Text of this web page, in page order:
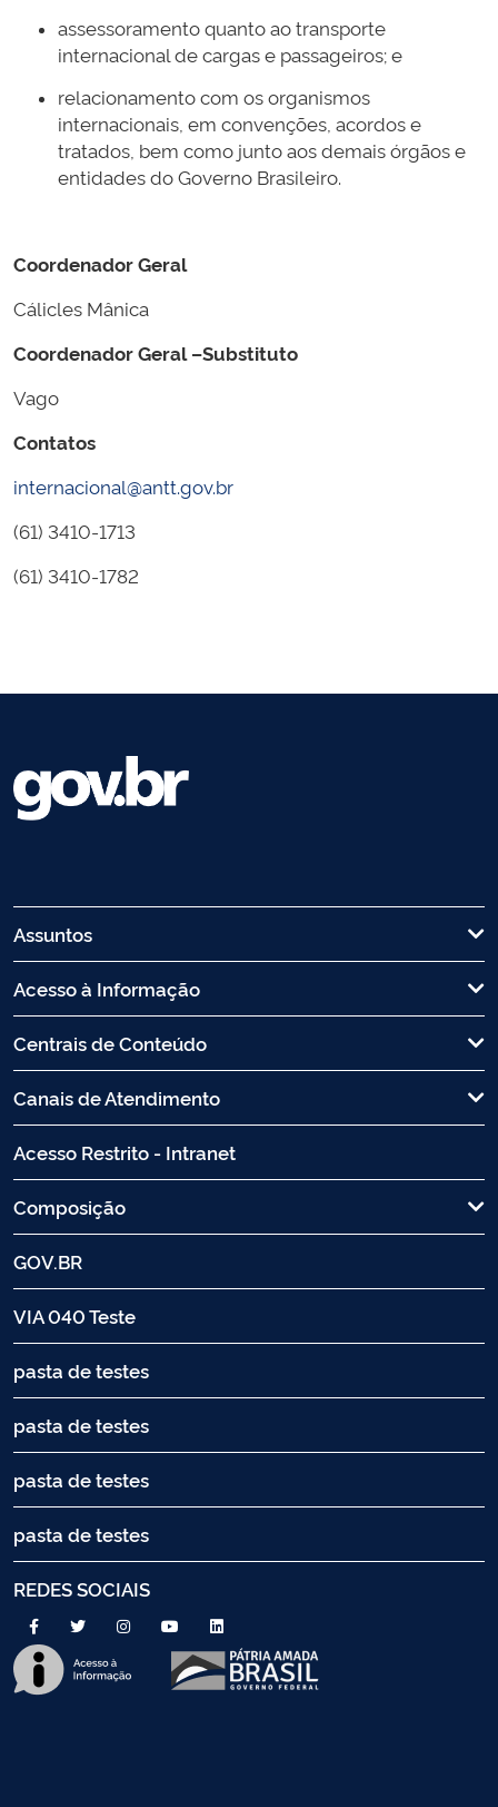
assessoramento quanto ao transporte
internacional de cargas e passageiros; e
relacionamento com os organismos
internacionais, em convenções, acordos e
tratados, bem como junto aos demais órgãos e
entidades do Governo Brasileiro.
Coordenador Geral
Cálicles Mânica
Coordenador Geral –Substituto
Vago
Contatos
internacional@antt.gov.br
(61) 3410-1713
(61) 3410-1782
Assuntos
Acesso à Informação
Centrais de Conteúdo
Canais de Atendimento
Acesso Restrito - Intranet
Composição
GOV.BR
VIA 040 Teste
pasta de testes
pasta de testes
pasta de testes
pasta de testes
REDES SOCIAIS